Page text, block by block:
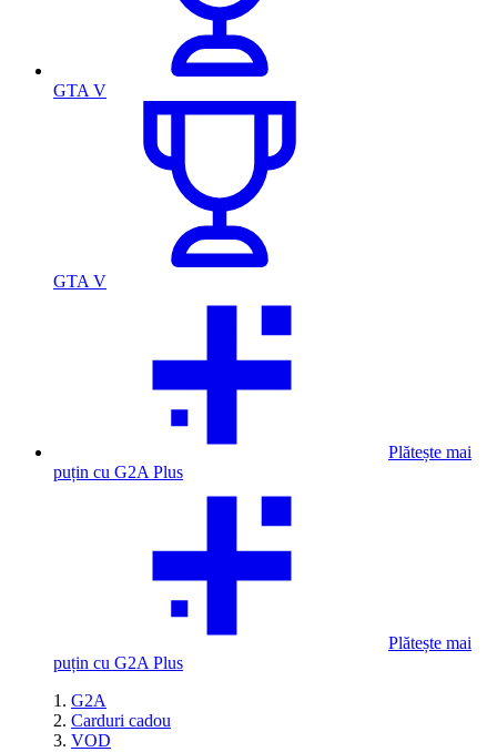
GTA V
GTA V
Plătește mai
puțin cu G2A Plus
Plătește mai
puțin cu G2A Plus
G2A
Carduri cadou
VOD